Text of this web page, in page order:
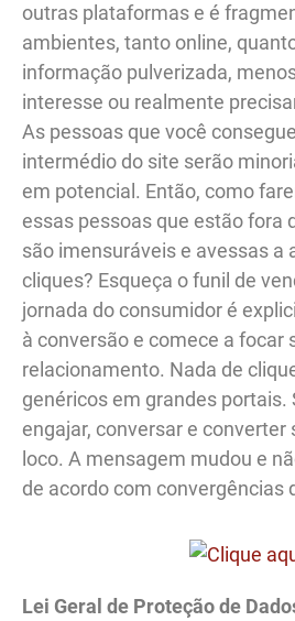
outras plataformas e é
ambientes, tanto online,
informação pulverizada,
interesse ou realmente
As pessoas que você
intermédio do site serão
em potencial. Então, como
essas pessoas que estão fora
são imensuráveis e avessas a
cliques? Esqueça o funil de
jornada do consumidor é
à conversão e comece a focar
relacionamento. Nada de
genéricos em grandes portais.
engajar, conversar e converter
loco. A mensagem mudou e
de acordo com convergências
Lei Geral de Proteção de